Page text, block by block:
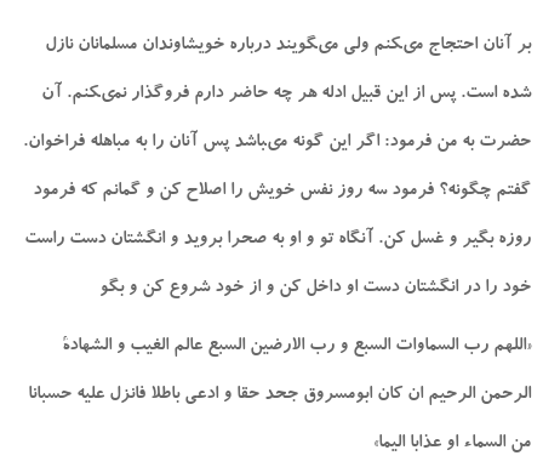
بر آنان احتجاج مى‏كنم ولى مى‏گويند درباره خويشاوندان مسلمانان نازل
شده است. پس از اين قبيل ادله هر چه حاضر دارم فروگذار نمى‏كنم. آن
حضرت به من فرمود: اگر اين گونه مى‏باشد پس آنان را به مباهله فراخوان.
گفتم چگونه؟ فرمود سه روز نفس خويش را اصلاح كن و گمانم كه فرمود
روزه بگير و غسل كن. آنگاه تو و او به صحرا برويد و انگشتان دست راست
خود را در انگشتان دست او داخل كن و از خود شروع كن و بگو
«اللهم رب السماوات السبع و رب الارضين السبع عالم الغيب و الشهادة
الرحمن الرحيم ان كان ابومسروق جحد حقا و ادعى باطلا فانزل عليه حسبانا
من السماء او عذابا اليما»